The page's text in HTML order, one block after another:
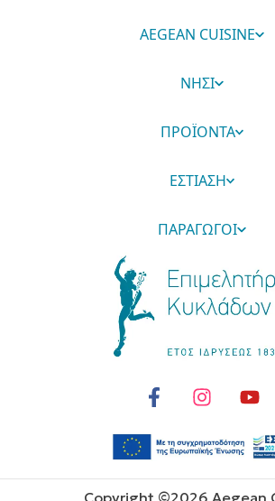
AEGEAN CUISINE
ΝΗΣΙ
ΠΡΟΪΟΝΤΑ
ΕΣΤΙΑΣΗ
ΠΑΡΑΓΩΓΟΙ